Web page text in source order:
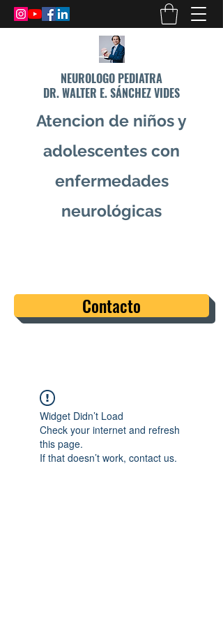
NEUROLOGO PEDIATRA
DR. WALTER E. SÁNCHEZ VIDES
Atencion de niños y
adolescentes con
enfermedades
neurológicas
Contacto
Widget Didn’t Load
Check your internet and refresh
this page.
If that doesn’t work, contact us.